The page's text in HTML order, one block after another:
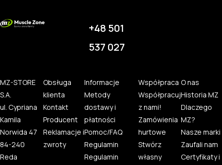
+48 501
537 027
MZ-STORE
S.A.
ul. Cypriana
Kamila
Norwida 47
84-240
Reda
Obsługa
klienta
Kontakt
Producent
Reklamacje i
zwroty
Informacje
Metody
dostawy i
płatności
Pomoc/FAQ
Regulamin
Regulamin
Współpraca
Współpracuj
z nami!
Zamówienia
hurtowe
Stwórz
własny
O nas
Historia MZ
Dlaczego
MZ?
Nasze marki
Zaufali nam
Certyfikaty i